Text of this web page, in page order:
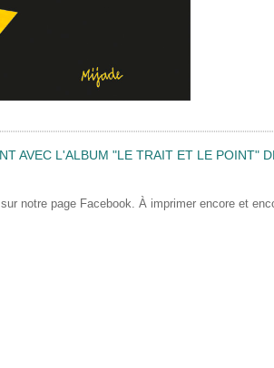
AVEC L'ALBUM "LE TRAIT ET LE POINT"
notre page Facebook. À imprimer encore et